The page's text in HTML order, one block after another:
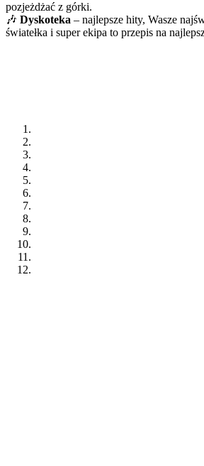
pozjeżdżać z górki.
🎶 Dyskoteka – najlepsze hity, Wasze
światełka i super ekipa to przepis na